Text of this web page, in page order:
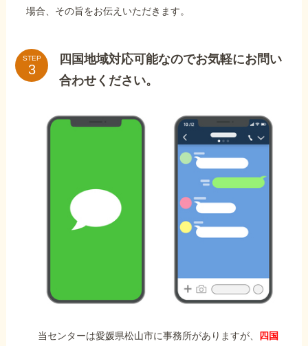
場合、その旨をお伝えいただきます。
STEP
四国地域対応可能なのでお気軽にお問い
合わせください。
当センターは愛媛県松山市に事務所がありますが、
四国